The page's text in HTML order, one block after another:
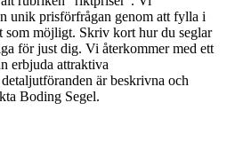
unik prisförfrågan genom att fylla i
möjligt. Skriv kort hur du seglar
för just dig. Vi återkommer med ett
erbjuda attraktiva
är beskrivna och
Boding Segel.